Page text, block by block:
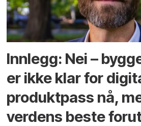
Innlegg: Nei –
er ikke klar for
produktpass nå,
verdens beste